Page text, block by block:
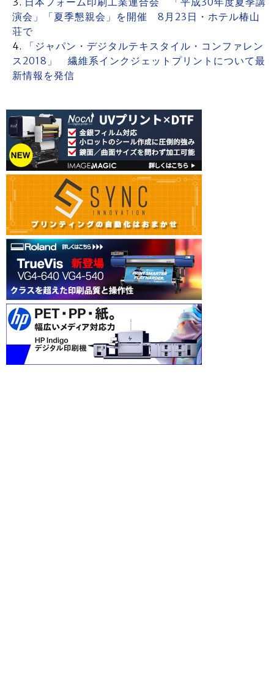
演会」「夏季懇親会」を開催 8月23日・ホテル椿山
荘で
「ジャパン・デジタルテキスタイル・コンファレン
ス2018」 繊維系インクジェットプリントについて最
新情報を発信